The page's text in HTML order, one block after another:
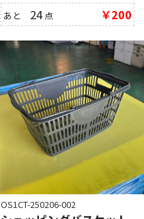
あと 24点 ￥200
OS1CT-250206-002